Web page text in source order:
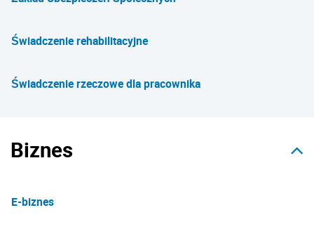
Świadczenie rehabilitacyjne
Świadczenie rzeczowe dla pracownika
Biznes
E-biznes